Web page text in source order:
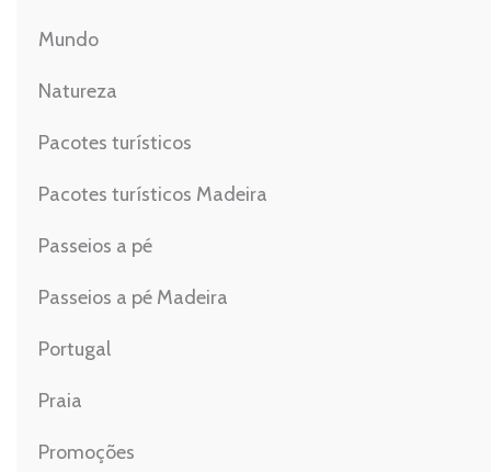
Mundo
Natureza
Pacotes turísticos
Pacotes turísticos Madeira
Passeios a pé
Passeios a pé Madeira
Portugal
Praia
Promoções